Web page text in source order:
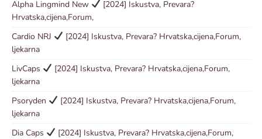
Alpha Lingmind New
[2024] Iskustva, Prevara?
Hrvatska,cijena,Forum,
Cardio NRJ
[2024] Iskustva, Prevara? Hrvatska,cijena,Forum,
ljekarna
LivCaps
[2024] Iskustva, Prevara? Hrvatska,cijena,Forum,
ljekarna
Psoryden
[2024] Iskustva, Prevara? Hrvatska,cijena,Forum,
ljekarna
Dia Caps
[2024] Iskustva, Prevara? Hrvatska,cijena,Forum,